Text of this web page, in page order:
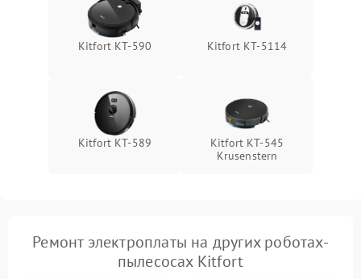
Kitfort KT-590 Kitfort КТ-5114
Kitfort KT-589
Kitfort КТ-545
Krusenstern
Ремонт электроплаты на других роботах-
пылесосах Kitfort